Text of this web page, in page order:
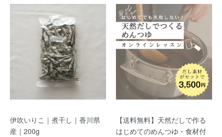
伊吹いりこ｜煮干し｜香川県
産｜200g
【送料無料】天然だしで作る
はじめてのめんつゆ・食材付